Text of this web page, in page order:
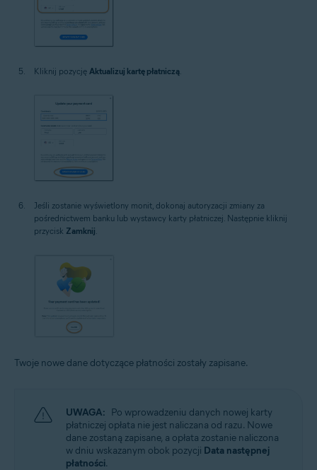
Kliknij pozycję Aktualizuj kartę płatniczą
Jeśli zostanie wyświetlony monit, dokonaj autoryzacji zmiany za
pośrednictwem banku lub wystawcy karty płatniczej. Następnie kliknij
przycisk Zamknij.
Twoje nowe dane dotyczące płatności zostały zapisane.
UWAGA: Po wprowadzeniu danych nowej karty
płatniczej opłata nie jest naliczana od razu. Nowe
dane zostaną zapisane, a opłata zostanie naliczona
w dniu wskazanym obok pozycji Data następnej
płatności.